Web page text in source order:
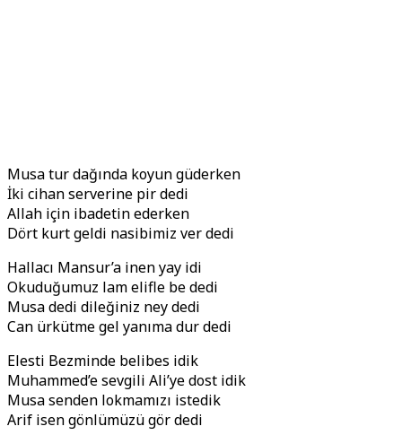
Musa tur dağında koyun güderken
İki cihan serverine pir dedi
Allah için ibadetin ederken
Dört kurt geldi nasibimiz ver dedi
Hallacı Mansur’a inen yay idi
Okuduğumuz lam elifle be dedi
Musa dedi dileğiniz ney dedi
Can ürkütme gel yanıma dur dedi
Elesti Bezminde belibes idik
Muhammed’e sevgili Ali’ye dost idik
Musa senden lokmamızı istedik
Arif isen gönlümüzü gör dedi